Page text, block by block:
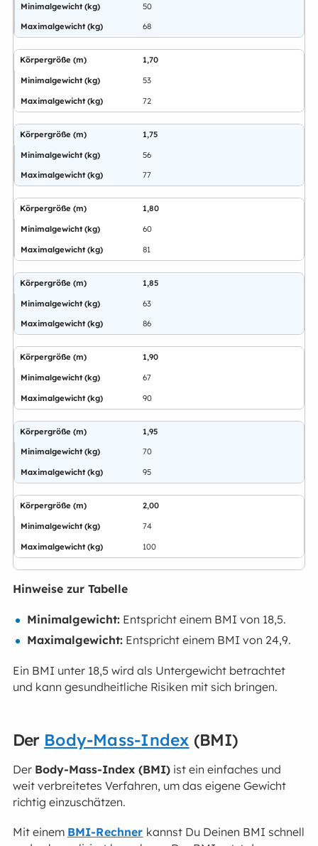
50
68
1,70
53
72
1,75
56
77
1,80
60
81
1,85
63
86
1,90
67
90
1,95
70
95
2,00
74
100
Hinweise zur Tabelle
Minimalgewicht:Entspricht einem BMI von 18,5.
Maximalgewicht:Entspricht einem BMI von 24,9.
Ein BMI unter 18,5 wird als Untergewicht betrachtet
und kann gesundheitliche Risiken mit sich bringen.
Der Body-Mass-Index (BMI)
Der Body-Mass-Index (BMI)ist ein einfaches und
weit verbreitetes Verfahren, um das eigene Gewicht
richtig einzuschätzen.
Mit einem BMI-Rechner kannst Du Deinen BMI schnell